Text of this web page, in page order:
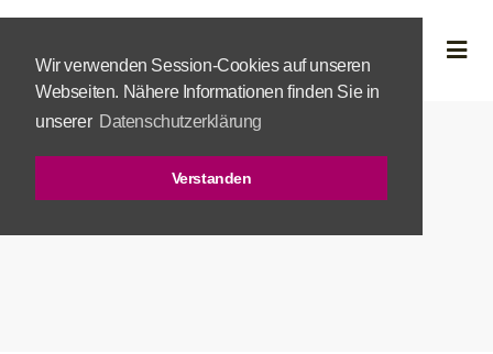
Wir verwenden Session-Cookies auf unseren
Webseiten. Nähere Informationen finden Sie in
unserer Datenschutzerklärung
Verstanden